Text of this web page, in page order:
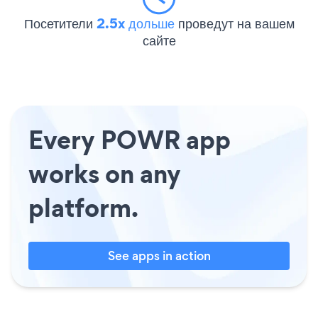
Посетители 2.5x дольше проведут на вашем
сайте
Every POWR app
works on any
platform.
See apps in action